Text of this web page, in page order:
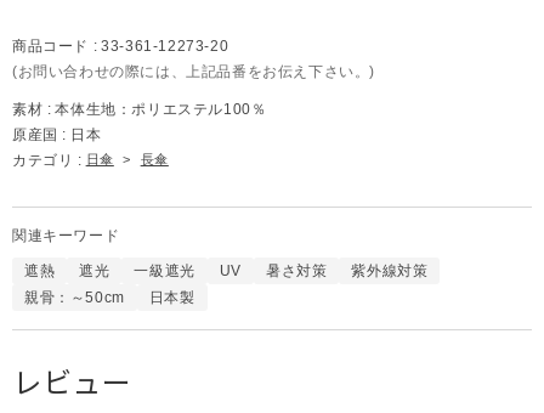
商品コード : 33-361-12273-20
(お問い合わせの際には、上記品番をお伝え下さい。)
素材 : 本体生地：ポリエステル100％
原産国 : 日本
カテゴリ : 日傘 > 長傘
関連キーワード
遮熱 遮光 一級遮光 UV 暑さ対策
紫外線対策
親骨：～50cm
日本製
レビュー